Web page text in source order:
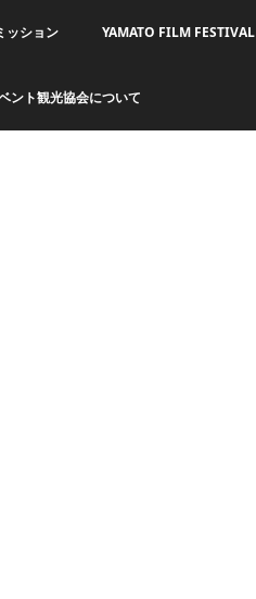
ッション YAMATO FILM FESTIVAL
ント観光協会について